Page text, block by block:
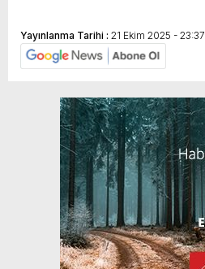
Yayınlanma Tarihi : 21 Ekim 2025 - 23:37